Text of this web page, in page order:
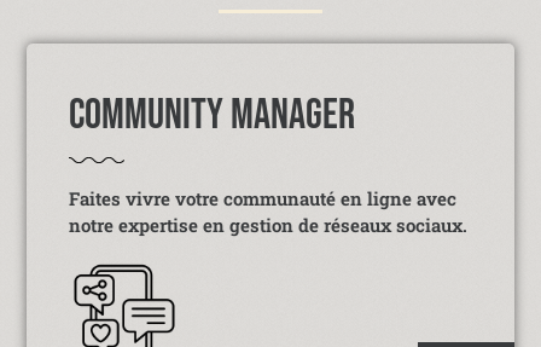
COMMUNITY MANAGER
Faites vivre votre communauté en ligne avec
notre expertise en gestion de réseaux sociaux.